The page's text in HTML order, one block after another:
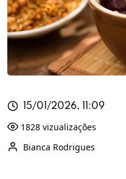
15/01/2026, 11:09
1828 vizualizações
Bianca Rodrigues